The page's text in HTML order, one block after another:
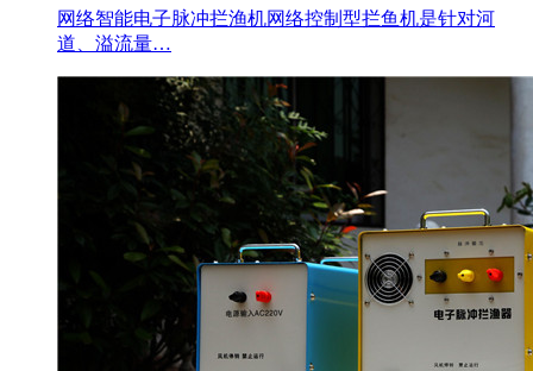
网络智能电子脉冲拦渔机网络控制型拦鱼机是针对河
道、溢流量…